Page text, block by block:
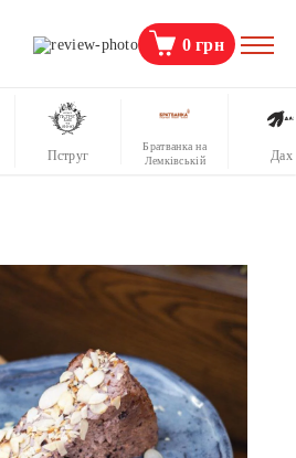
0грн
Пструг
Братванка на
Лемківській
Дах